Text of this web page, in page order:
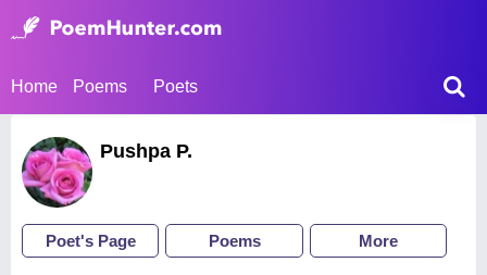
Home Poems Poets
Pushpa P.
Poet's Page Poems More